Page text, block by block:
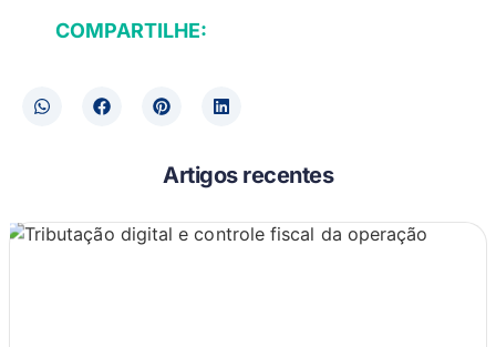
COMPARTILHE:
Artigos recentes